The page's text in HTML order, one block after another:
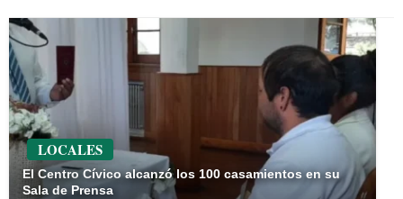
LOCALES
El Centro Cívico alcanzó los 100 casamientos en su
Sala de Prensa